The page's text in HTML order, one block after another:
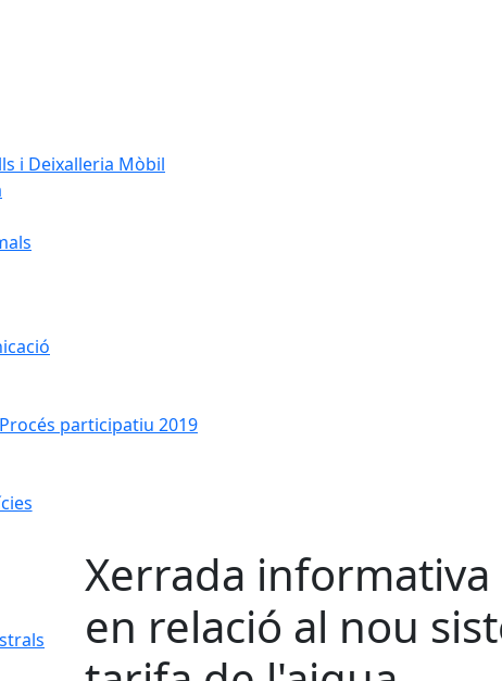
i Deixalleria Mòbil
participatiu 2019
Xerrada
en relació al nou